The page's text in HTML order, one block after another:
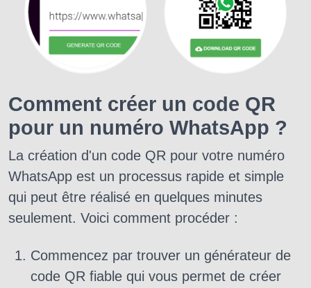
Comment créer un code QR
pour un numéro WhatsApp ?
La création d'un code QR pour votre numéro
WhatsApp est un processus rapide et simple
qui peut être réalisé en quelques minutes
seulement. Voici comment procéder :
Commencez par trouver un générateur de
code QR fiable qui vous permet de créer